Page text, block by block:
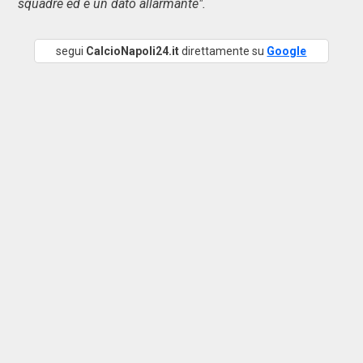
squadre ed è un dato allarmante".
segui CalcioNapoli24.itdirettamente su Google